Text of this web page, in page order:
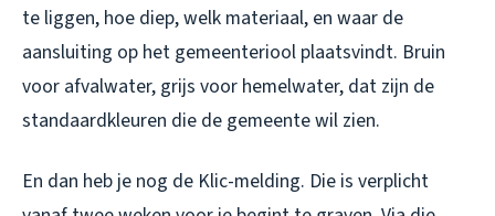
te liggen, hoe diep, welk materiaal, en waar de
aansluiting op het gemeenteriool plaatsvindt. Bruin
voor afvalwater, grijs voor hemelwater, dat zijn de
standaardkleuren die de gemeente wil zien.
En dan heb je nog de Klic-melding. Die is verplicht